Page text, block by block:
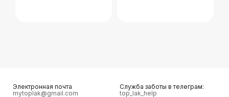
Электронная почта
mytoplak@gmail.com
Служба заботы в телеграм:
top_lak_help